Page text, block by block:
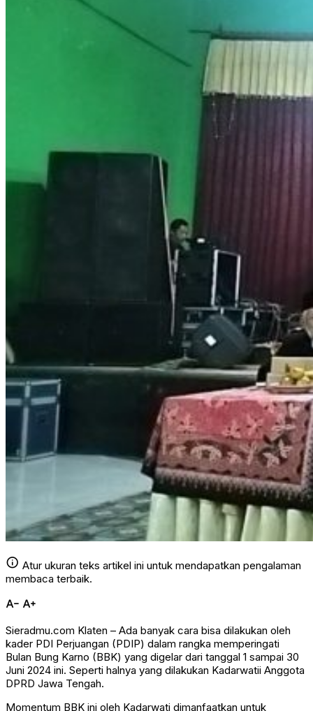
info Atur ukuran teks artikel ini untuk mendapatkan pengalaman
membaca terbaik.
text_decrease text_increase
Sieradmu.com Klaten – Ada banyak cara bisa dilakukan oleh
kader PDI Perjuangan (PDIP) dalam rangka memperingati
Bulan Bung Karno (BBK) yang digelar dari tanggal 1 sampai 30
Juni 2024 ini. Seperti halnya yang dilakukan Kadarwatii Anggota
DPRD Jawa Tengah.
Momentum BBK ini oleh Kadarwati dimanfaatkan untuk